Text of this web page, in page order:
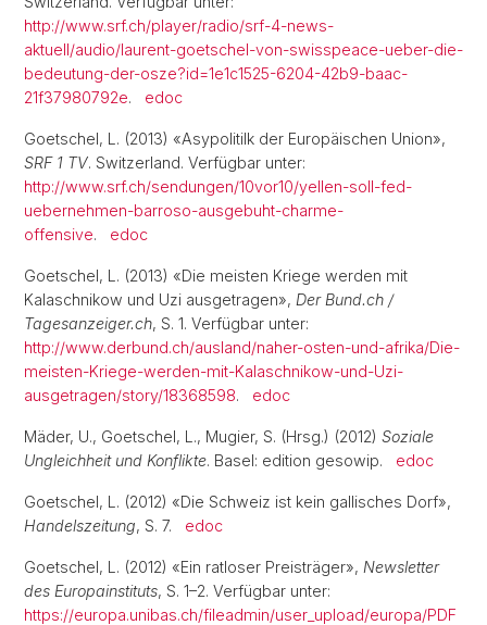
http://www.srf.ch/player/radio/srf-4-news-
aktuell/audio/laurent-goetschel-von-swisspeace-ueber-die-
bedeutung-der-osze?id=1e1c1525-6204-42b9-baac-
21f37980792e. edoc
Goetschel, L. (2013) «Asypolitilk der Europäischen Union»,
SRF 1 TV. Switzerland. Verfügbar unter:
http://www.srf.ch/sendungen/10vor10/yellen-soll-fed-
uebernehmen-barroso-ausgebuht-charme-
offensive. edoc
Goetschel, L. (2013) «Die meisten Kriege werden mit
Kalaschnikow und Uzi ausgetragen», Der Bund.ch /
Tagesanzeiger.ch, S. 1. Verfügbar unter:
http://www.derbund.ch/ausland/naher-osten-und-afrika/Die-
meisten-Kriege-werden-mit-Kalaschnikow-und-Uzi-
ausgetragen/story/18368598. edoc
Mäder, U., Goetschel, L., Mugier, S. (Hrsg.) (2012) Soziale
Ungleichheit und Konflikte. Basel: edition gesowip. edoc
Goetschel, L. (2012) «Die Schweiz ist kein gallisches Dorf»,
Handelszeitung, S. 7. edoc
Goetschel, L. (2012) «Ein ratloser Preisträger», Newsletter
des Europainstituts, S. 1–2. Verfügbar unter:
https://europa.unibas.ch/fileadmin/user_upload/europa/PDF